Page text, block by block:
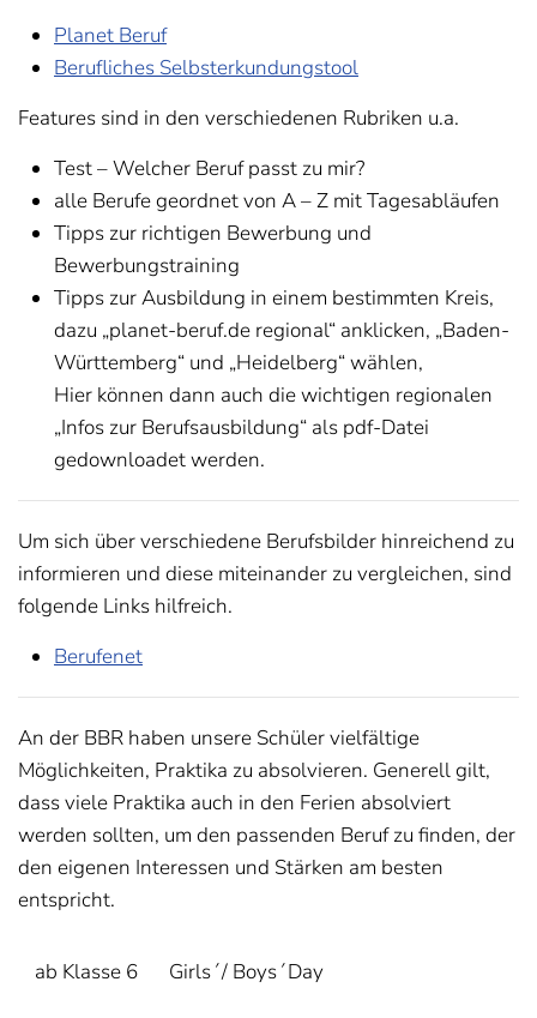
Planet Beruf
Berufliches Selbsterkundungstool
Features sind in den verschiedenen Rubriken u.a.
Test – Welcher Beruf passt zu mir?
alle Berufe geordnet von A – Z mit Tagesabläufen
Tipps zur richtigen Bewerbung und
Bewerbungstraining
Tipps zur Ausbildung in einem bestimmten Kreis,
dazu „planet-beruf.de regional“ anklicken, „Baden-
Württemberg“ und „Heidelberg“ wählen,
Hier können dann auch die wichtigen regionalen
„Infos zur Berufsausbildung“ als pdf-Datei
gedownloadet werden.
Um sich über verschiedene Berufsbilder hinreichend zu
informieren und diese miteinander zu vergleichen, sind
folgende Links hilfreich.
Berufenet
An der BBR haben unsere Schüler vielfältige
Möglichkeiten, Praktika zu absolvieren. Generell gilt,
dass viele Praktika auch in den Ferien absolviert
werden sollten, um den passenden Beruf zu finden, der
den eigenen Interessen und Stärken am besten
entspricht.
ab Klasse 6 Girls´/ Boys´Day